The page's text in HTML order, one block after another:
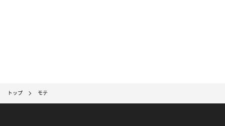
トップ モテ